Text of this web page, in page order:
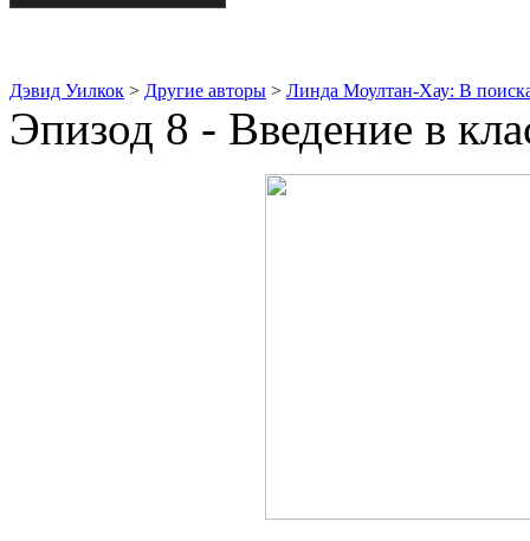
Дэвид Уилкок > Другие авторы > Линда Моултан-Хау: В
Эпизод 8 - Введение в